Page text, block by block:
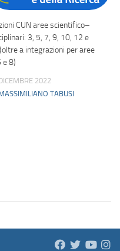
CUN aree scientifico–
3, 5, 7, 9, 10, 12 e
a integrazioni per aree
e 8)
2022
TABUSI